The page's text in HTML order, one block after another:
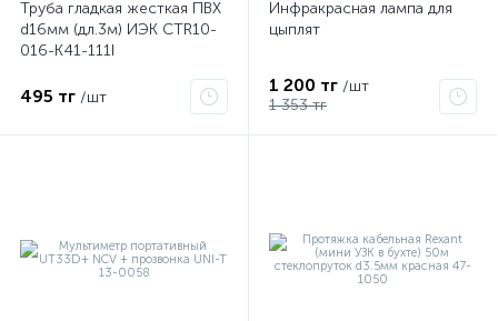
Труба гладкая жесткая ПВХ
d16мм (дл.3м) ИЭК CTR10-
016-K41-111I
495 тг /шт
Инфракрасная лампа для
цыплят
1 200 тг /шт
1 353 тг